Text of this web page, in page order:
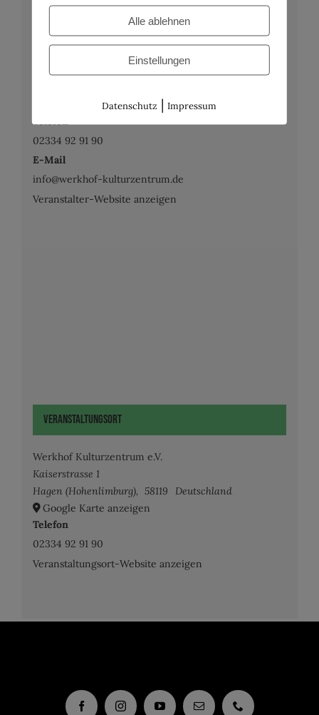
https://werkhof-kulturzentrum.de/
Werkhof Kulturzentrum e.V.
Telefon
02334 92 91 90
E-Mail
info@werkhof-kulturzentrum.de
Veranstalter-Website anzeigen
Veranstaltungsort
Werkhof Kulturzentrum e.V.
Kaiserstrasse 1
Hagen (Hohenlimburg), 58119
Deutschland
Google Karte anzeigen
Telefon
02334 92 91 90
Veranstaltungsort-Website anzeigen
Alle ablehnen
Einstellungen
Datenschutz |Impressum